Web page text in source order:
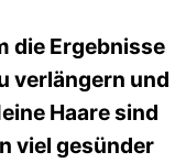
die Ergebnisse
verlängern und
Haare sind
viel gesünder